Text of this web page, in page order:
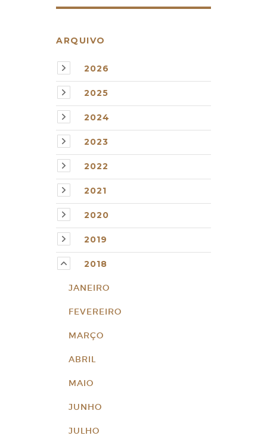
ARQUIVO
2026
2025
2024
2023
2022
2021
2020
2019
2018
JANEIRO
FEVEREIRO
MARÇO
ABRIL
MAIO
JUNHO
JULHO